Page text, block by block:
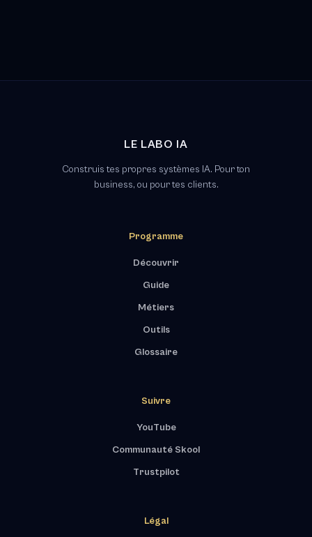
LE LABO IA
Construis tes propres systèmes IA. Pour ton
business, ou pour tes clients.
Programme
Découvrir
Guide
Métiers
Outils
Glossaire
Suivre
YouTube
Communauté Skool
Trustpilot
Légal